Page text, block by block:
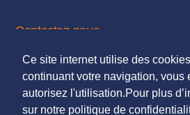
Contactez-nous
Via Notre Formulaire De Contact
© 2018. TOUS DROITS RÉSERVÉS -
DESIGN & INTÉGRATION :KUBBICOM
Ce site internet utilise des
continuant votre navigation, vous
autorisez l'utilisation.Pour plus
sur notre politique de